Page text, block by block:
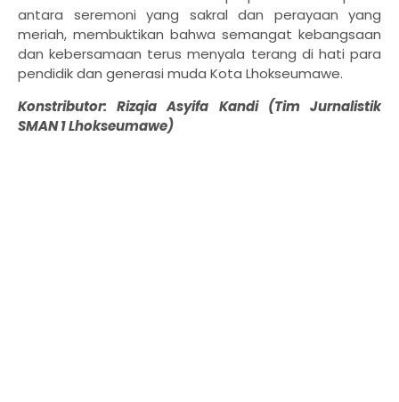
antara seremoni yang sakral dan perayaan yang
meriah, membuktikan bahwa semangat kebangsaan
dan kebersamaan terus menyala terang di hati para
pendidik dan generasi muda Kota Lhokseumawe.
Konstributor: Rizqia Asyifa Kandi (Tim Jurnalistik
SMAN 1 Lhokseumawe)